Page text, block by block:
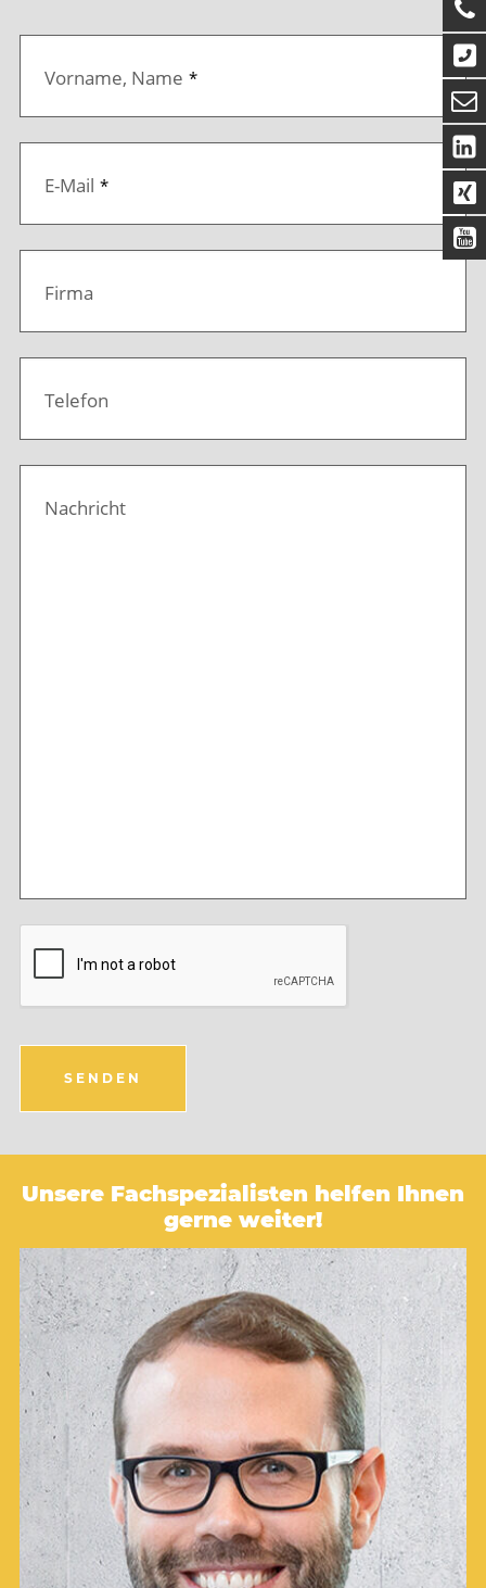
Name *
Vorname, Name *
E-Mail *
Firma
Telefon
Nachricht
SENDEN
Unsere Fachspezialisten helfen Ihnen
gerne weiter!